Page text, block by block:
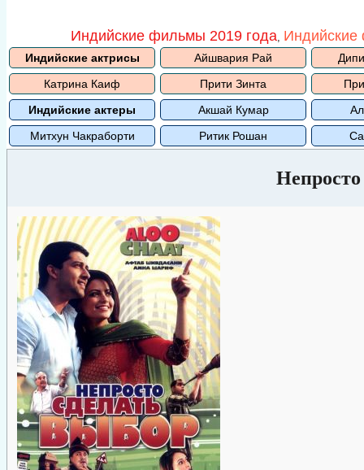
Индийские фильмы 2019 года,
Индийские актрисы Айшвария Рай
Катрина Каиф
Прити Зинта
Индийские актеры
Акшай Кумар
Митхун Чакраборти
Ритик Рошан